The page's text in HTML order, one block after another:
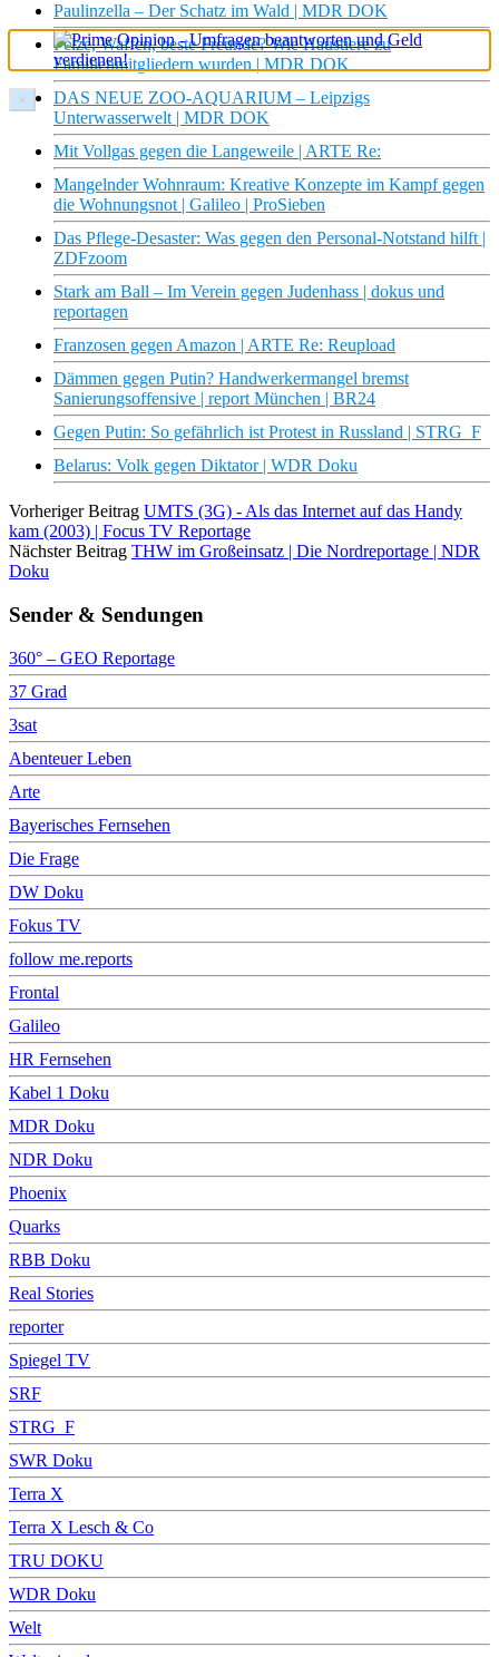
Paulinzella – Der Schatz im Wald | MDR DOK
Pelze, Waffen, beste Freunde? Wie Haustiere zu
Familienmitgliedern wurden | MDR DOK
DAS NEUE ZOO-AQUARIUM – Leipzigs
Unterwasserwelt | MDR DOK
Mit Vollgas gegen die Langeweile | ARTE Re:
Mangelnder Wohnraum: Kreative Konzepte im Kampf gegen
die Wohnungsnot | Galileo | ProSieben
Das Pflege-Desaster: Was gegen den Personal-Notstand hilft |
ZDFzoom
Stark am Ball – Im Verein gegen Judenhass | dokus und
reportagen
Franzosen gegen Amazon | ARTE Re: Reupload
Dämmen gegen Putin? Handwerkermangel bremst
Sanierungsoffensive | report München | BR24
Gegen Putin: So gefährlich ist Protest in Russland | STRG_F
Belarus: Volk gegen Diktator | WDR Doku
Vorheriger Beitrag UMTS (3G) - Als das Internet auf das Handy
kam (2003) | Focus TV Reportage
Nächster Beitrag THW im Großeinsatz | Die Nordreportage | NDR
Doku
Sender & Sendungen
360° – GEO Reportage
37 Grad
3sat
Abenteuer Leben
Arte
Bayerisches Fernsehen
Die Frage
DW Doku
Fokus TV
follow me.reports
Frontal
Galileo
HR Fernsehen
Kabel 1 Doku
MDR Doku
NDR Doku
Phoenix
Quarks
RBB Doku
Real Stories
reporter
Spiegel TV
SRF
STRG_F
SWR Doku
Terra X
Terra X Lesch & Co
TRU DOKU
WDR Doku
Welt
×